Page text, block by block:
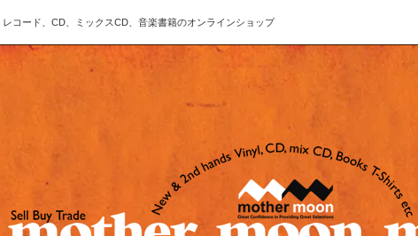
コード、CD、ミックスCD、音楽書籍のオンラインショップ